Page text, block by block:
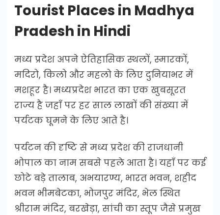
Tourist Places in Madhya
Pradesh in Hindi
मध्य प्रदेश अपने ऐतिहासिक स्थलों, स्मारकों,
मदिरो, किलो और महलो के लिए दुनियाभर में
मशहूर है। मध्यप्रदेश भारत का एक खुबसूरत
राज्य है जहाँ पर हर साल लाखों की संख्या में
पर्यटक घूमने के लिए आते है।
पर्यटन की दृष्टि से मध्य प्रदेश की राजधानी
भोपाल का नाम सबसे पहले आता है। यहाँ पर कई
छोटे बड़े तालाब, अभयारण्य, भारत भवन, शहीद
भवन भीमबेटका, भोजपुर मंदिर, भेल स्थित
श्रीराम मंदिर, बरखेड़ा, सांची का स्तूप जैसे प्रमुख